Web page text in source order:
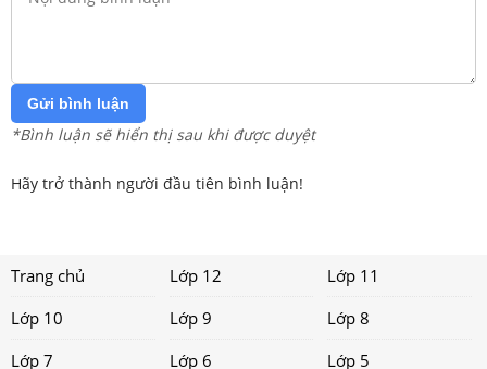
Gửi bình luận
*Bình luận sẽ hiển thị sau khi được duyệt
Hãy trở thành người đầu tiên bình luận!
Trang chủ Lớp 12
Lớp 11
Lớp 10
Lớp 9
Lớp 8
Lớp 7
Lớp 6 Lớp 5